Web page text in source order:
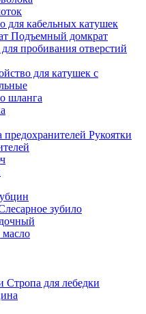
для кабельных катушек
Подъемный домкрат
пробивания отверстий
для катушек с
шланга
Рукоятки
зубило
масло
Стропа для лебедки